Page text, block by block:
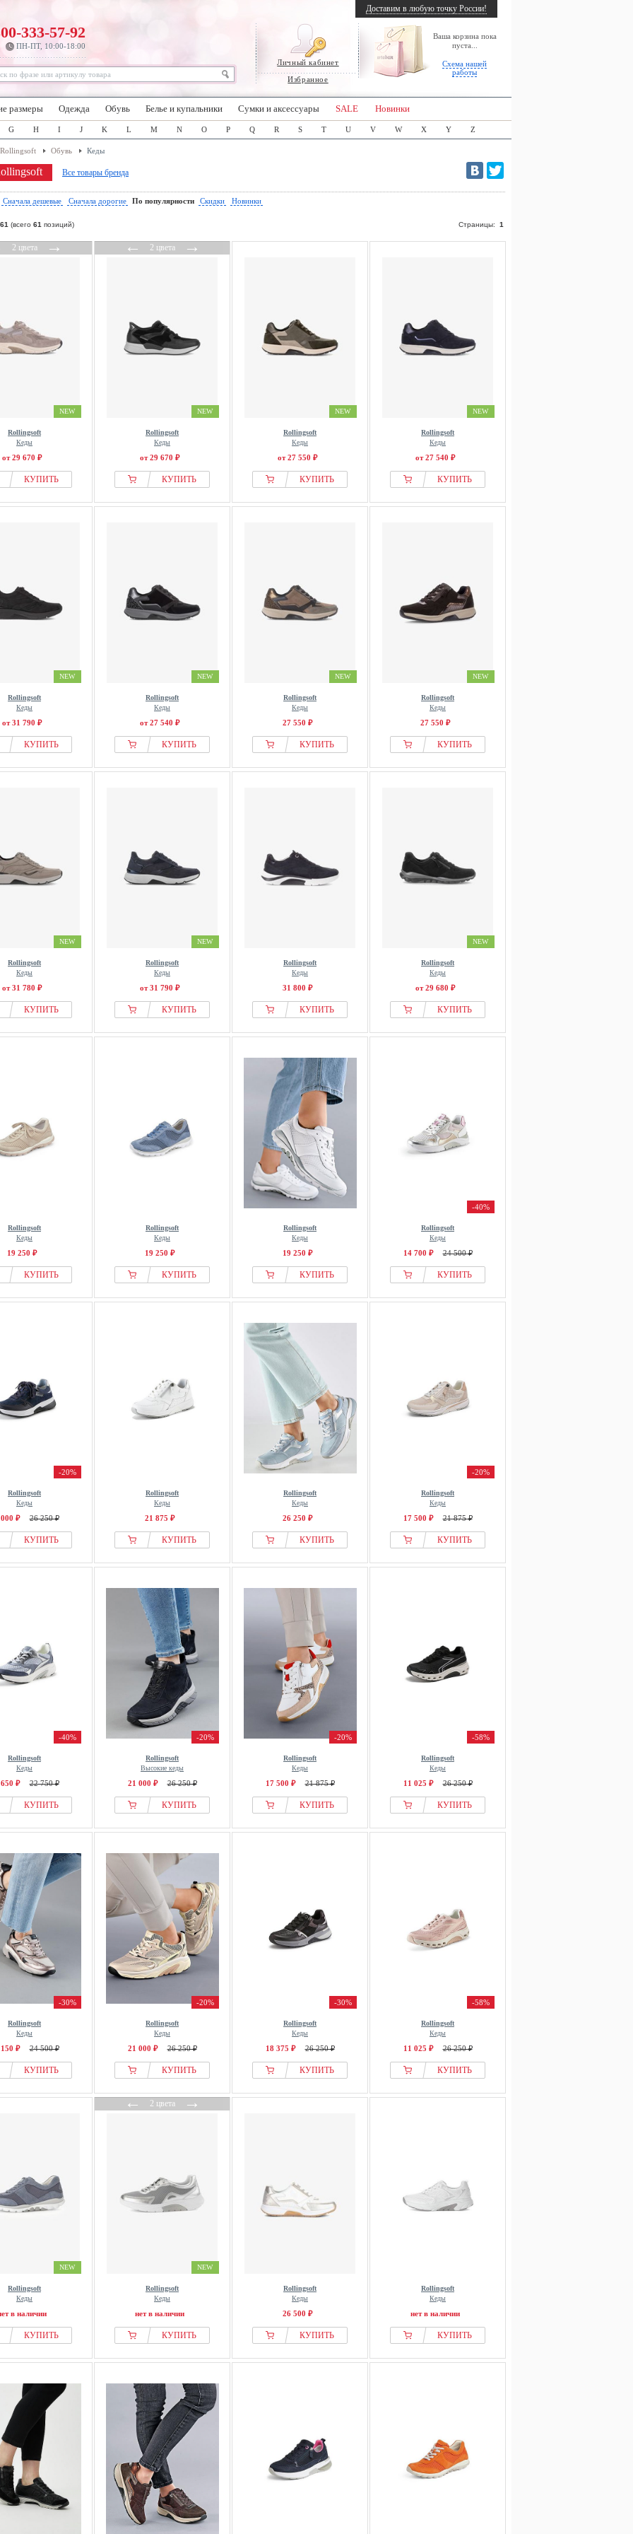
Личный кабинет
Избранное
Ваша корзина пока
пуста...
Схема нашей
работы
333-57-92
ПН-ПТ, 10:00-18:00
Доставим в любую точку России!
размеры Одежда Обувь Белье и купальники Сумки и аксессуары SALE Новинки
G H I J K L M N O P Q R S T U V W X Y Z
Rollingsoft Обувь Кеды
Все товары бренда
Сначала дешевые Сначала дорогие По популярности Скидки Новинки
61 (всего 61 позиций) Страницы: 1
2 цвета→
NEW
Rollingsoft
Кеды
от 29 670 ₽
КУПИТЬ
←2 цвета→
NEW
Rollingsoft
Кеды
от 29 670 ₽
КУПИТЬ
NEW
Rollingsoft
Кеды
от 27 550 ₽
КУПИТЬ
NEW
Rollingsoft
Кеды
от 27 540 ₽
КУПИТЬ
NEW
Rollingsoft
Кеды
от 31 790 ₽
КУПИТЬ
NEW
Rollingsoft
Кеды
от 27 540 ₽
КУПИТЬ
NEW
Rollingsoft
Кеды
27 550 ₽
КУПИТЬ
NEW
Rollingsoft
Кеды
27 550 ₽
КУПИТЬ
NEW
Rollingsoft
Кеды
от 31 780 ₽
КУПИТЬ
NEW
Rollingsoft
Кеды
от 31 790 ₽
КУПИТЬ
Rollingsoft
Кеды
31 800 ₽
КУПИТЬ
NEW
Rollingsoft
Кеды
от 29 680 ₽
КУПИТЬ
Rollingsoft
Кеды
19 250 ₽
КУПИТЬ
Rollingsoft
Кеды
19 250 ₽
КУПИТЬ
Rollingsoft
Кеды
19 250 ₽
КУПИТЬ
-40%
Rollingsoft
Кеды
14 700 ₽ 24 500 ₽
КУПИТЬ
-20%
Rollingsoft
Кеды
₽ 26 250 ₽
КУПИТЬ
Rollingsoft
Кеды
21 875 ₽
КУПИТЬ
Rollingsoft
Кеды
26 250 ₽
КУПИТЬ
-20%
Rollingsoft
Кеды
17 500 ₽ 21 875 ₽
КУПИТЬ
-40%
Rollingsoft
Кеды
₽ 22 750 ₽
КУПИТЬ
-20%
Rollingsoft
Высокие кеды
21 000 ₽ 26 250 ₽
КУПИТЬ
-20%
Rollingsoft
Кеды
17 500 ₽ 21 875 ₽
КУПИТЬ
-58%
Rollingsoft
Кеды
11 025 ₽ 26 250 ₽
КУПИТЬ
-30%
Rollingsoft
Кеды
₽ 24 500 ₽
КУПИТЬ
-20%
Rollingsoft
Кеды
21 000 ₽ 26 250 ₽
КУПИТЬ
-30%
Rollingsoft
Кеды
18 375 ₽ 26 250 ₽
КУПИТЬ
-58%
Rollingsoft
Кеды
11 025 ₽ 26 250 ₽
КУПИТЬ
NEW
Rollingsoft
Кеды
в наличии
КУПИТЬ
←2 цвета→
NEW
Rollingsoft
Кеды
нет в наличии
КУПИТЬ
Rollingsoft
Кеды
26 500 ₽
КУПИТЬ
Rollingsoft
Кеды
нет в наличии
КУПИТЬ